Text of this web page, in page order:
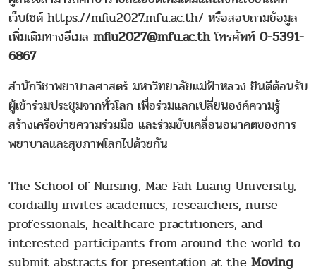
เว็บไซต์ https://mfiu2027.mfu.ac.th/ หรือสอบถามข้อมูล
เพิ่มเติมทางอีเมล mfiu2027@mfu.ac.thโทรศัพท์ 0-5391-
6867
สำนักวิชาพยาบาลศาสตร์ มหาวิทยาลัยแม่ฟ้าหลวง ยินดีต้อนรับ
ผู้เข้าร่วมประชุมจากทั่วโลก เพื่อร่วมแลกเปลี่ยนองค์ความรู้
สร้างเครือข่ายความร่วมมือ และร่วมขับเคลื่อนอนาคตของการ
พยาบาลและสุขภาพโลกไปด้วยกัน
The School of Nursing, Mae Fah Luang University,
cordially invites academics, researchers, nurse
professionals, healthcare practitioners, and
interested participants from around the world to
submit abstracts for presentation at the Moving